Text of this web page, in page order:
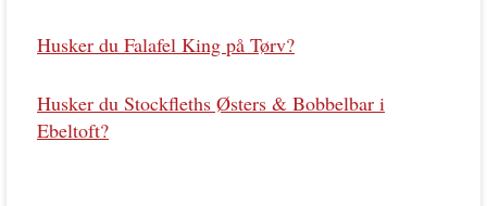
Husker du Falafel King på Tørv?
Husker du Stockfleths Østers & Bobbelbar i
Ebeltoft?